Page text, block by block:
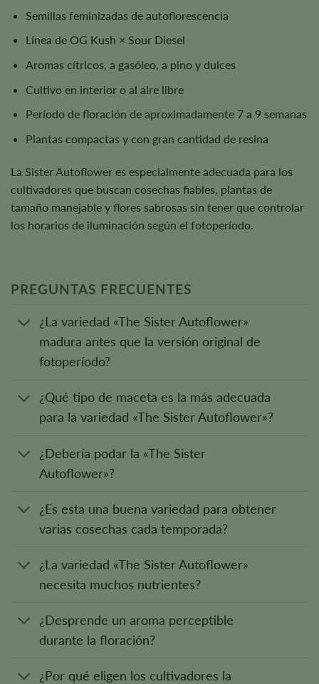
Semillas feminizadas de autoflorescencia
Línea de OG Kush × Sour Diesel
Aromas cítricos, a gasóleo, a pino y dulces
Cultivo en interior o al aire libre
Período de floración de aproximadamente 7 a 9 semanas
Plantas compactas y con gran cantidad de resina
La Sister Autoflower es especialmente adecuada para los
cultivadores que buscan cosechas fiables, plantas de
tamaño manejable y flores sabrosas sin tener que controlar
los horarios de iluminación según el fotoperíodo.
PREGUNTAS FRECUENTES
¿La variedad «The Sister Autoflower»
madura antes que la versión original de
fotoperíodo?
¿Qué tipo de maceta es la más adecuada
para la variedad «The Sister Autoflower»?
¿Debería podar la «The Sister
Autoflower»?
¿Es esta una buena variedad para obtener
varias cosechas cada temporada?
¿La variedad «The Sister Autoflower»
necesita muchos nutrientes?
¿Desprende un aroma perceptible
durante la floración?
¿Por qué eligen los cultivadores la